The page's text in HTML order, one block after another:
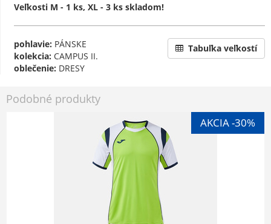
Veľkosti M - 1 ks, XL - 3 ks skladom!
Tabuľka veľkostí
pohlavie: PÁNSKE
kolekcia: CAMPUS II.
oblečenie: DRESY
Podobné produkty